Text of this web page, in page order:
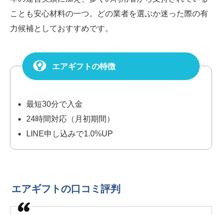
ことも安心材料の一つ。どの業者を選ぶか迷った際の有
力候補としておすすめです。
エアギフトの特徴
最短30分で入金
24時間対応（月初期間）
LINE申し込みで1.0%UP
エアギフトの口コミ評判